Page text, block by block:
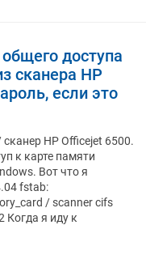
доступа
сканера HP
если это
HP Officejet 6500.
к карте памяти
Вот что я
fstab:
/ scanner cifs
Когда я иду к